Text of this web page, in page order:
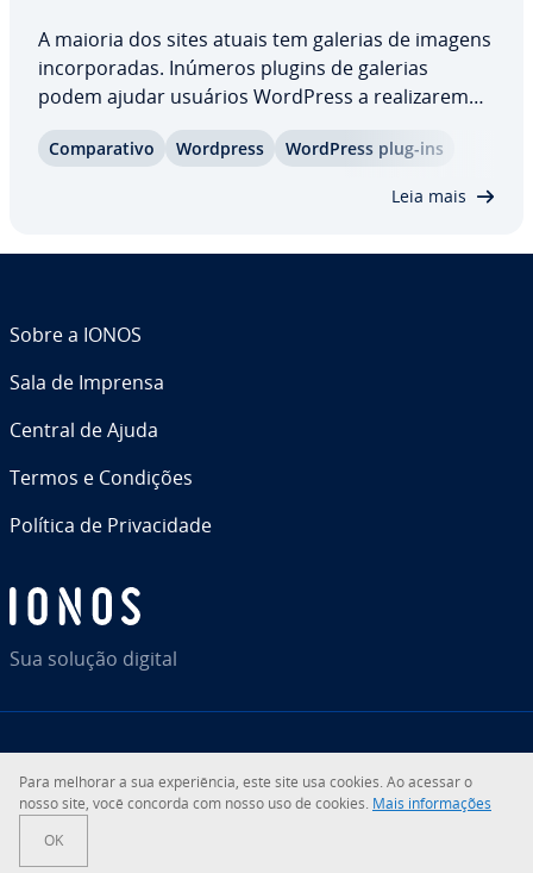
A maioria dos sites atuais tem galerias de imagens
in­cor­po­ra­das. Inúmeros plugins de galerias
podem ajudar usuários WordPress a re­a­li­za­rem
essa in­cor­po­ra­ção, de maneira simples e rápida.
Cada WordPress gallery plugin oferece di­fe­ren­tes
Com­pa­ra­tivo Wordpress WordPress plug-ins
Leia mais
Sua solução digital
Sobre a IONOS
Sala de Imprensa
Central de Ajuda
Termos e Condições
Política de Pri­va­ci­dade
© 2026IONOS Inc.
RSS LinkedIntiktok InstagramFacebookYouTube
Para melhorar a sua ex­pe­ri­ên­cia, este site usa cookies. Ao acessar o
nosso site, você concorda com nosso uso de cookies. Mais in­for­ma­ções
OK